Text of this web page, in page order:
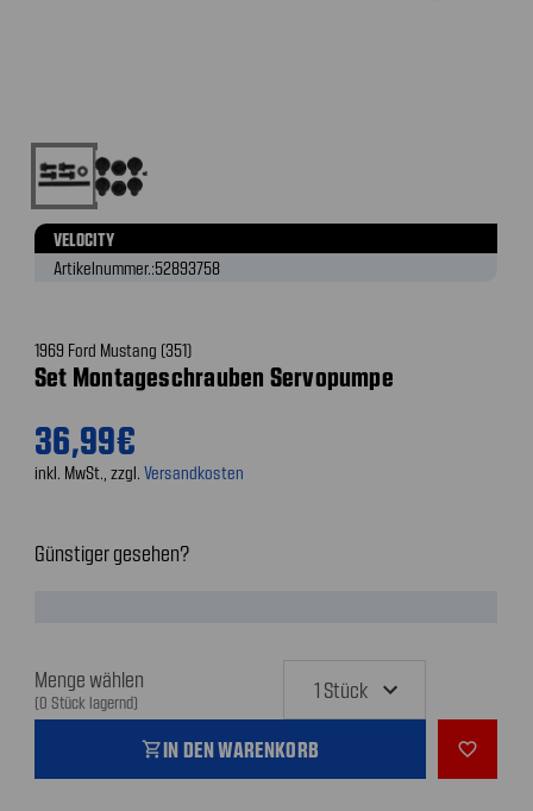
VELOCITY
Artikelnummer.:52893758
1969 Ford Mustang (351)
Set Montageschrauben Servopumpe
36,99€
inkl. MwSt., zzgl. Versandkosten
Günstiger gesehen?
Menge wählen
(0 Stück lagernd)
shopping_cartIN DEN WARENKORB favorite_outline